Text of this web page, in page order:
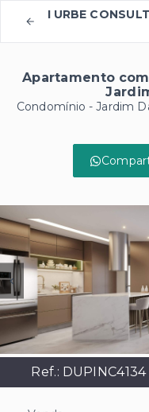
I URBE
Apartamento
Condomínio - Jardim
Ref.: DUPINC4134